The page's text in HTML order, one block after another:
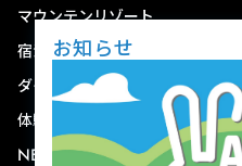
マウンテンリゾート
宿泊
ダイニング
体験
NEWS
お知らせ